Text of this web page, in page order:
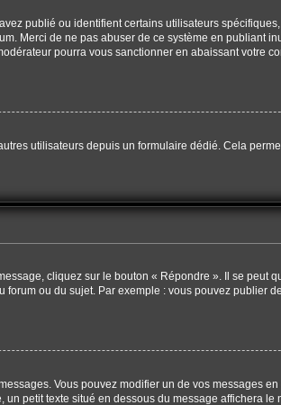
publié ou identifient certains utilisateurs
Merci de ne pas abuser de ce système en publiant
pourra vous sanctionner en abaissant votre
utilisateurs depuis un formulaire dédié. Cela
cliquez sur le bouton « Répondre ». Il se peut
forum ou du sujet. Par exemple : vous pouvez publier
Vous pouvez modifier un de vos messages
petit texte situé en dessous du message affichera le